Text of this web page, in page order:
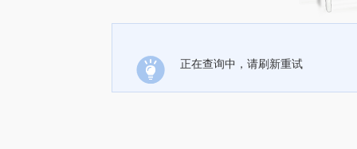
正在查询中，请刷新重试